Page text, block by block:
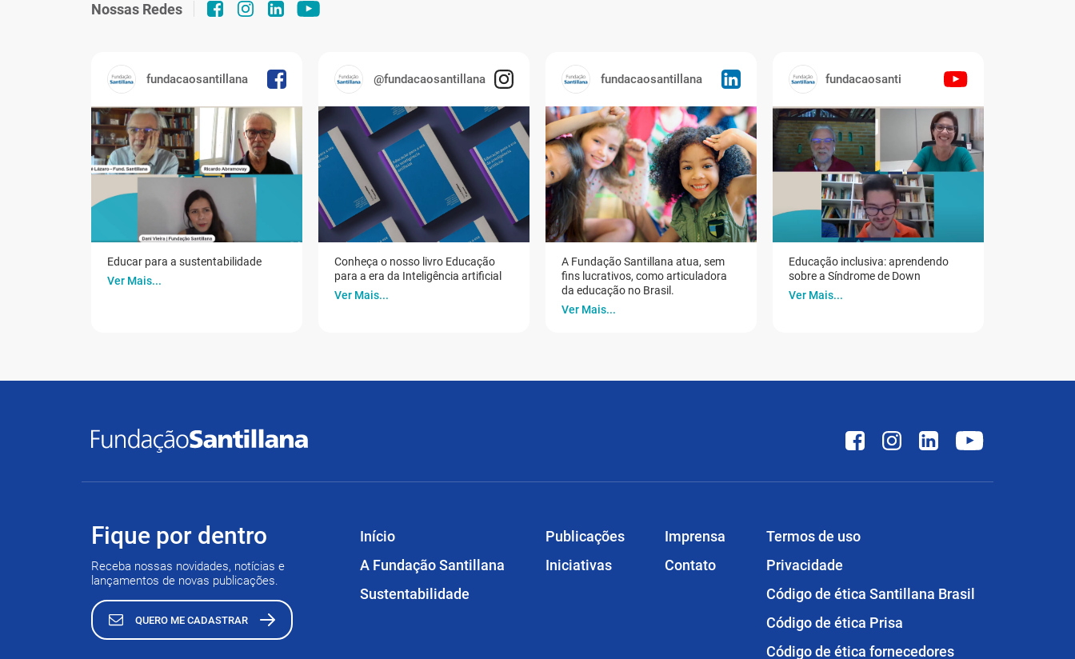
Nossas Redes
fundacaosantillana
Educar para a sustentabilidade
Ver Mais...
@fundacaosantillana
Conheça o nosso livro Educação
para a era da Inteligência artificial
Ver Mais...
fundacaosantillana
A Fundação Santillana atua, sem
fins lucrativos, como articuladora
da educação no Brasil.
Ver Mais...
fundacaosanti
Educação inclusiva: aprendendo
sobre a Síndrome de Down
Ver Mais...
Fique por dentro
Receba nossas novidades, notícias e
lançamentos de novas publicações.
QUERO ME CADASTRAR
Início
A Fundação Santillana
Sustentabilidade
Publicações
Iniciativas
Imprensa
Contato
Termos de uso
Privacidade
Código de ética Santillana Brasil
Código de ética Prisa
Código de ética fornecedores